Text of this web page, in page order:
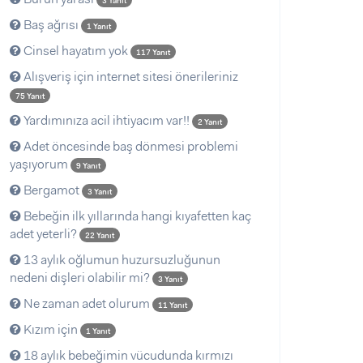
Baş ağrısı 1 Yanıt
Cinsel hayatım yok 117 Yanıt
Alışveriş için internet sitesi önerileriniz
75 Yanıt
Yardımınıza acil ihtiyacım var!! 2 Yanıt
Adet öncesinde baş dönmesi problemi
yaşıyorum
9 Yanıt
Bergamot 3 Yanıt
Bebeğin ilk yıllarında hangi kıyafetten kaç
adet yeterli?
22 Yanıt
13 aylık oğlumun huzursuzluğunun
nedeni dişleri olabilir mi?
3 Yanıt
Ne zaman adet olurum 11 Yanıt
Kızım için 1 Yanıt
18 aylık bebeğimin vücudunda kırmızı